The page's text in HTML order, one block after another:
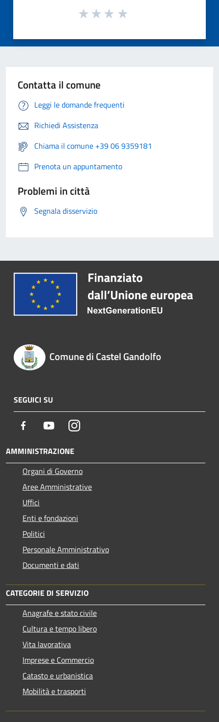
Contatta il comune
Leggi le domande frequenti
Richiedi Assistenza
Chiama il comune +39 06 9359181
Prenota un appuntamento
Problemi in città
Segnala disservizio
Comune di Castel Gandolfo
SEGUICI SU
Facebook YoutubeInstagram
AMMINISTRAZIONE
Organi di Governo
Aree Amministrative
Uffici
Enti e fondazioni
Politici
Personale Amministrativo
Documenti e dati
CATEGORIE DI SERVIZIO
Anagrafe e stato civile
Cultura e tempo libero
Vita lavorativa
Imprese e Commercio
Catasto e urbanistica
Mobilità e trasporti